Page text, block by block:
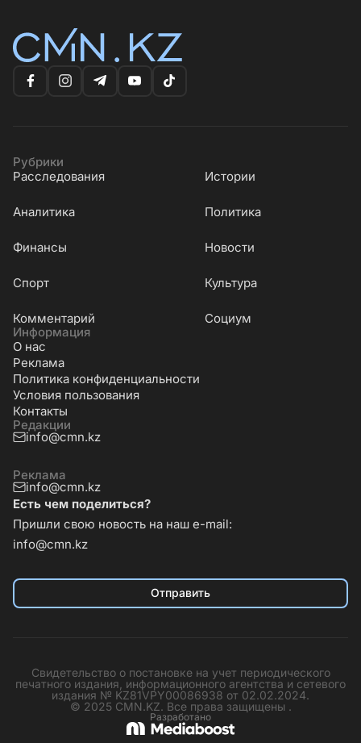
Рубрики
Расследования
Истории
Аналитика Политика
Финансы Новости
Cпорт Культура
Комментарий
Социум
Информация
О нас
Реклама
Политика конфиденциальности
Условия пользования
Контакты
Редакции
info@cmn.kz
Реклама
info@cmn.kz
Есть чем поделиться?
Пришли свою новость на наш e-mail:
info@cmn.kz
Отправить
Свидетельство о постановке на учет периодического
печатного издания, информационного агентства и сетевого
издания № KZ81VPY00086938 от 02.02.2024.
© 2025 CMN.KZ. Все права защищены .
Разработано